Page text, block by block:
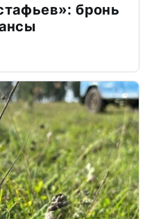
бронь